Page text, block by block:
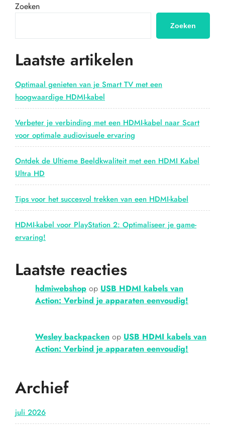
met
HDMI
switch”
Zoeken
Zoeken
Laatste artikelen
Optimaal genieten van je Smart TV met een
hoogwaardige HDMI-kabel
Verbeter je verbinding met een HDMI-kabel naar Scart
voor optimale audiovisuele ervaring
Ontdek de Ultieme Beeldkwaliteit met een HDMI Kabel
Ultra HD
Tips voor het succesvol trekken van een HDMI-kabel
HDMI-kabel voor PlayStation 2: Optimaliseer je game-
ervaring!
Laatste reacties
hdmiwebshop op USB HDMI kabels van
Action: Verbind je apparaten eenvoudig!
Wesley backpacken op USB HDMI kabels van
Action: Verbind je apparaten eenvoudig!
Archief
juli 2026